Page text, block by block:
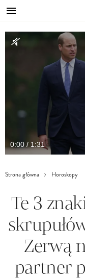
0:00 / 1:31
Strona główna Horoskopy
Te 3
Zerwą
partner